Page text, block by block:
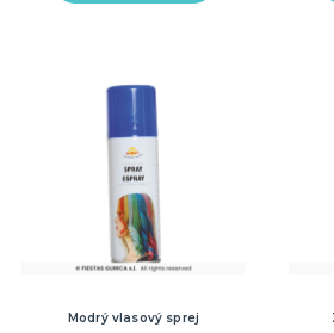
Modrý vlasový sprej